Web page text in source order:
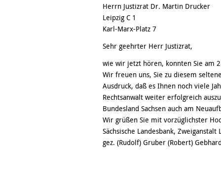
Herrn Justizrat Dr. Martin Drucker
Leipzig C 1
Karl-Marx-Platz 7
Sehr geehrter Herr Justizrat,
wie wir jetzt hören, konnten Sie am
Wir freuen uns, Sie zu diesem
Ausdruck, daß es Ihnen noch viele
Rechtsanwalt weiter erfolgreich
Bundesland Sachsen auch am
Wir grüßen Sie mit vorzüglichster
Sächsische Landesbank, Zweiganstalt
gez. (Rudolf) Gruber (Robert)